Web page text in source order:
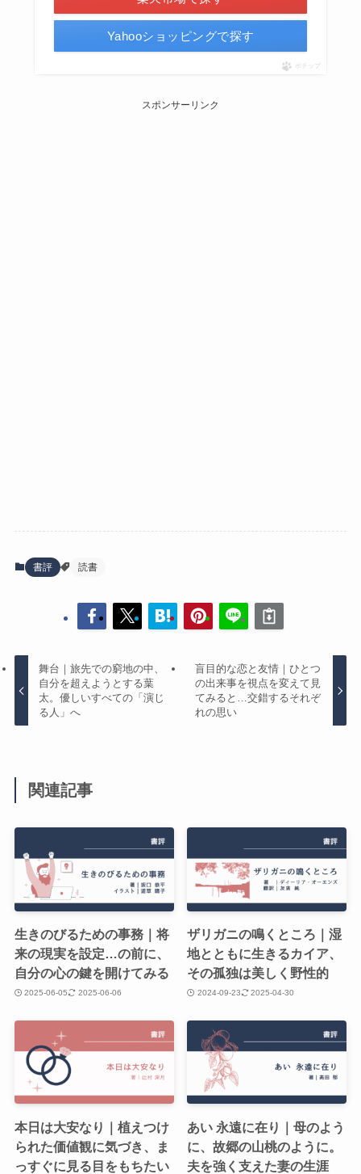
Yahooショッピングで探す
ポチップ
スポンサーリンク
書評 読書
舞台｜旅先での窮地の中、
自分を超えようとする葉
太。優しいすべての「演じ
る人」へ
盲目的な恋と友情｜ひとつ
の出来事を視点を変えて見
てみると…交錯するそれぞ
れの思い
関連記事
生きのびるための事務｜将
来の現実を設定…の前に、
自分の心の鍵を開けてみる
2025-06-05 2025-06-06
ザリガニの鳴くところ｜湿
地とともに生きるカイア、
その孤独は美しく野性的
2024-09-23 2025-04-30
本日は大安なり｜植えつけ
られた価値観に気づき、ま
っすぐに見る目をもちたい
あい 永遠に在り｜母のよう
に、故郷の山桃のように。
夫を強く支えた妻の生涯